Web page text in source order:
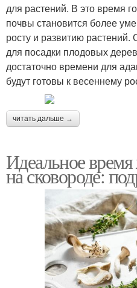
для растений. В это время
почвы становится более
росту и развитию
для посадки плодовых
достаточно времени для
будут готовы к весеннему
читать дальше →
Идеальное
на сковороде: